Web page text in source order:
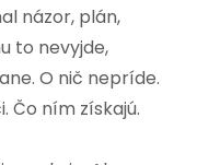
názor, plán,
to nevyjde,
O nič nepríde.
Čo ním získajú.